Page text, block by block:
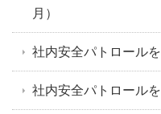
月）
社内安全パトロール
社内安全パトロール